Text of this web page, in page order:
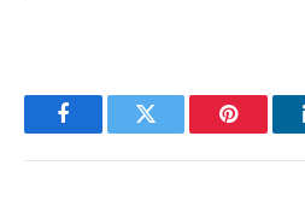
FacebookTwitter Pinterest